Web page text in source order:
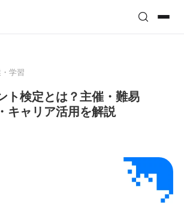
学習
ト検定とは？主催・難易
キャリア活用を解説